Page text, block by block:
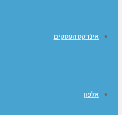
אינדקס העסקים
אלפון